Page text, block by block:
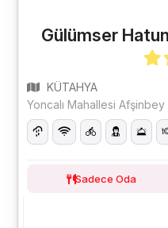
Gülümser
KÜTAHYA
Yoncalı Mahallesi
Sadece Oda